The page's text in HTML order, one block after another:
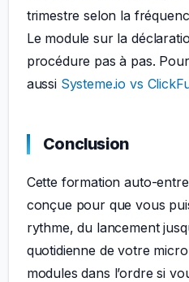
trimestre selon la
Le module sur la
procédure pas à pas.
aussi Systeme.io vs
Conclusion
Cette formation auto-
conçue pour que vous
rythme, du lancement
quotidienne de votre
modules dans l’ordre si